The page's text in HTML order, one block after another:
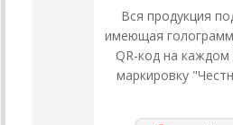
Вся продукция
имеющая
QR-код на
маркировку